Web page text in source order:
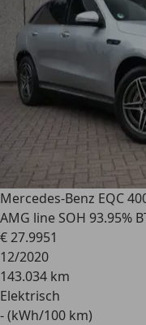
Mercedes-Benz EQC
AMG line SOH 93.95%
€ 27.9951
12/2020
143.034 km
Elektrisch
- (kWh/100 km)